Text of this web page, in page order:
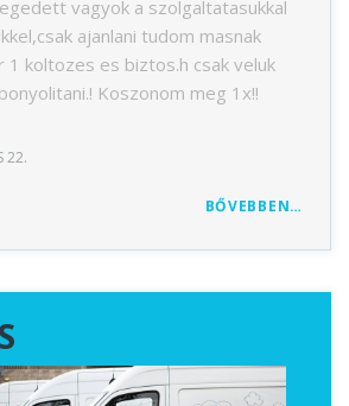
vagyok a szolgaltatasukkal
ajanlani tudom masnak
1 koltozes es biztos.h csak veluk
Koszonom meg 1x!!
22.
BŐVEBBEN…